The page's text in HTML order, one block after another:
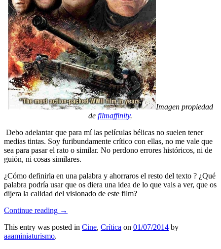
Imagen propiedad
defilmaffinity.
Debo adelantar que para mí las películas bélicas no suelen tener
medias tintas. Soy furibundamente crítico con ellas, no me vale que
sea para pasar el rato o similar. No perdono errores históricos, ni de
guión, ni cosas similares.
¿Cómo definirla en una palabra y ahorraros el resto del texto ? ¿Qué
palabra podría usar que os diera una idea de lo que vais a ver, que os
dijera la calidad del visionado de este film?
Continue reading →
This entry was posted in Cine, Crítica on 01/07/2014 by
aaaminiaturismo.